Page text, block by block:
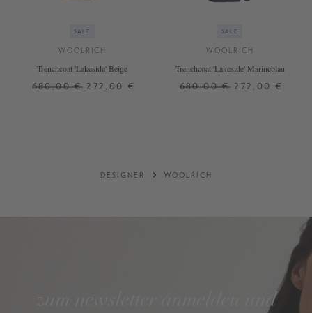
SALE
WOOLRICH
Trenchcoat 'Lakeside' Beige
680,00 € 272,00 €
SALE
WOOLRICH
Trenchcoat 'Lakeside' Marineblau
680,00 € 272,00 €
DESIGNER WOOLRICH
zum newsletter anmelden und